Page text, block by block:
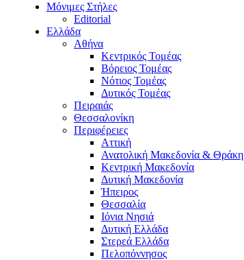
Μόνιμες Στήλες
Editorial
Ελλάδα
Αθήνα
Κεντρικός Τομέας
Βόρειος Τομέας
Νότιος Τομέας
Δυτικός Τομέας
Πειραιάς
Θεσσαλονίκη
Περιφέρειες
Αττική
Ανατολική Μακεδονία & Θράκη
Κεντρική Μακεδονία
Δυτική Μακεδονία
Ήπειρος
Θεσσαλία
Ιόνια Νησιά
Δυτική Ελλάδα
Στερεά Ελλάδα
Πελοπόννησος